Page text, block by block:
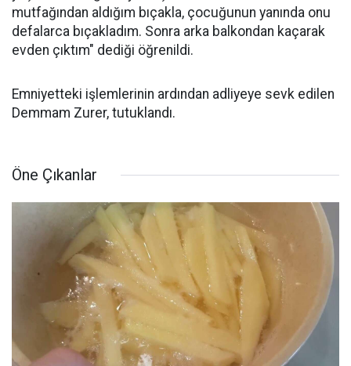
mutfağından aldığım bıçakla, çocuğunun yanında onu
defalarca bıçakladım. Sonra arka balkondan kaçarak
evden çıktım" dediği öğrenildi.
Emniyetteki işlemlerinin ardından adliyeye sevk edilen
Demmam Zurer, tutuklandı.
Öne Çıkanlar